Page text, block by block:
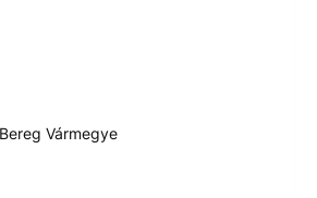
Vármegye